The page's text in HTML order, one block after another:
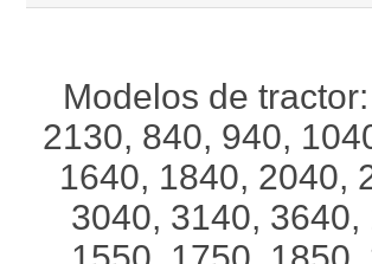
Modelos de
2130, 840, 940,
1640, 1840, 2040,
3040, 3140, 3640,